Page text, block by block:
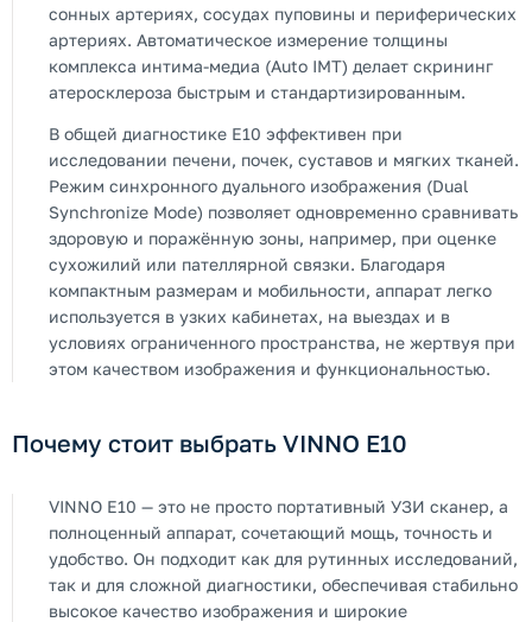
сонных артериях, сосудах пуповины и периферических
артериях. Автоматическое измерение толщины
комплекса интима-медиа (Auto IMT) делает скрининг
атеросклероза быстрым и стандартизированным.
В общей диагностике E10 эффективен при
исследовании печени, почек, суставов и мягких тканей.
Режим синхронного дуального изображения (Dual
Synchronize Mode) позволяет одновременно сравнивать
здоровую и поражённую зоны, например, при оценке
сухожилий или пателлярной связки. Благодаря
компактным размерам и мобильности, аппарат легко
используется в узких кабинетах, на выездах и в
условиях ограниченного пространства, не жертвуя при
этом качеством изображения и функциональностью.
Почему стоит выбрать VINNO E10
VINNO E10 — это не просто портативный УЗИ сканер, а
полноценный аппарат, сочетающий мощь, точность и
удобство. Он подходит как для рутинных исследований,
так и для сложной диагностики, обеспечивая стабильно
высокое качество изображения и широкие